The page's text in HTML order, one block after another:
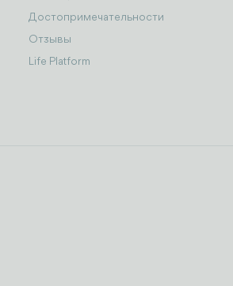
Достопримечательности
Отзывы
Life Platform